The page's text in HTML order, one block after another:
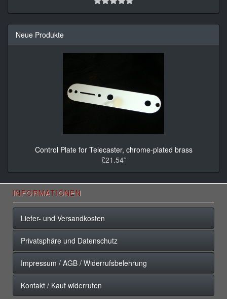
Neue Produkte
Control Plate for Telecaster, chrome-plated brass
£21.54*
INFORMATIONEN
Liefer- und Versandkosten
Privatsphäre und Datenschutz
Impressum / AGB / Widerrufsbelehrung
Kontakt / Kauf widerrufen